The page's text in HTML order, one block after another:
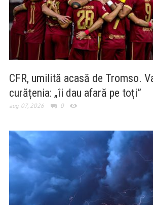
CFR, umilită acasă de Tromso.
curățenia: „îi dau afară pe toți”
aug. 07, 2026 0